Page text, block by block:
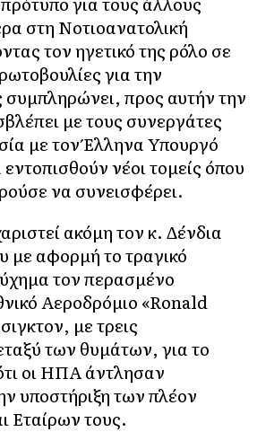
στη Νοτιοανατολική
τον ηγετικό της ρόλο σε
για την
προς αυτήν την
με τους συνεργάτες
με τον Έλληνα Υπουργό
νέοι τομείς όπου
να συνεισφέρει.
ακόμη τον κ. Δένδια
με αφορμή το τραγικό
τον περασμένο
Αεροδρόμιο «Ronald
με τρεις
των θυμάτων, για το
οι ΗΠΑ άντλησαν
υποστήριξη των πλέον
Εταίρων τους.